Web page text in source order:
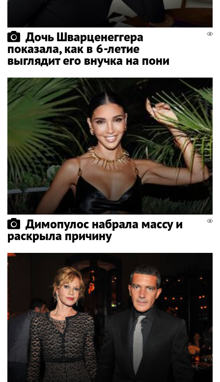
Дочь Шварценеггера
показала, как в 6-летие
выглядит его внучка на пони
Димопулос набрала массу и
раскрыла причину